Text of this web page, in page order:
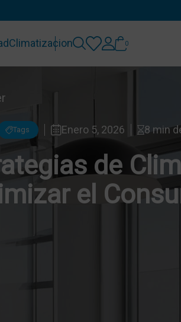
Climatizacion 0
Tags Enero 5, 2026 8 min
de
el